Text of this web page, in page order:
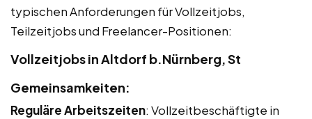
typischen Anforderungen für Vollzeitjobs,
Teilzeitjobs und Freelancer-Positionen:
Vollzeitjobs in Altdorf b.Nürnberg, St
Gemeinsamkeiten:
Reguläre Arbeitszeiten: Vollzeitbeschäftigte in